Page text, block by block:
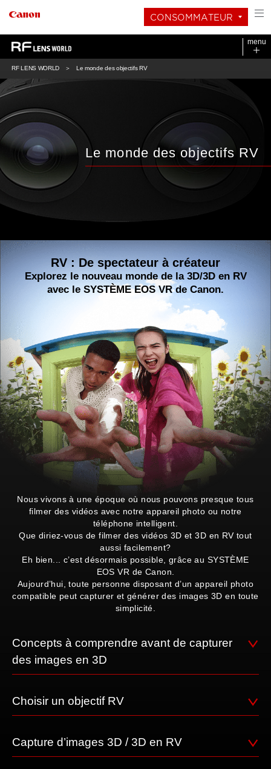
CONSOMMATEUR
menu
RF LENS WORLD Le monde des objectifs RV
Le monde des objectifs RV
RV : De spectateur à créateur
Explorez le nouveau monde de la 3D/3D en RV
avec le SYSTÈME EOS VR de Canon.
Nous vivons à une époque où nous pouvons presque tous
filmer des vidéos avec notre appareil photo ou notre
téléphone intelligent.
Que diriez-vous de filmer des vidéos 3D et 3D en RV tout
aussi facilement?
Eh bien... c’est désormais possible, grâce au SYSTÈME
EOS VR de Canon.
Aujourd’hui, toute personne disposant d’un appareil photo
compatible peut capturer et générer des images 3D en toute
simplicité.
Concepts à comprendre avant de capturer
des images en 3D
Choisir un objectif RV
Capture d’images 3D / 3D en RV